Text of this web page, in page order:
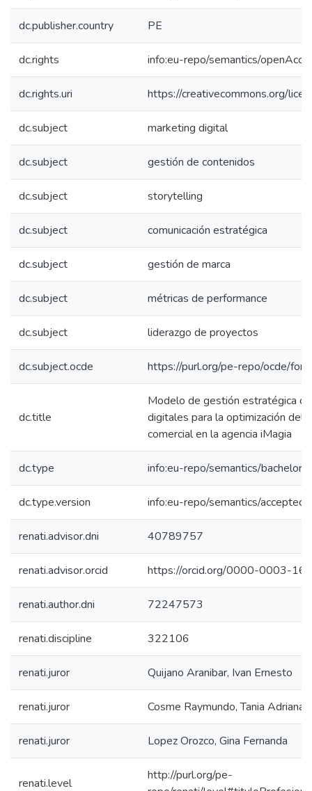
dc.publisher.country PE
dc.rights info:eu-repo/semantics/
dc.rights.uri https://creativecommons.org/
dc.subject marketing digital
dc.subject gestión de contenidos
dc.subject storytelling
dc.subject comunicación estratégica
dc.subject gestión de marca
dc.subject métricas de performance
dc.subject liderazgo de proyectos
dc.subject.ocde https://purl.org/pe-repo/ocde/
dc.title
Modelo de gestión estratégica
digitales para la optimización del
comercial en la agencia iMagia
dc.type info:eu-repo/semantics/
dc.type.version info:eu-repo/semantics/
renati.advisor.dni 40789757
renati.advisor.orcid https://orcid.org/0000-0003-
renati.author.dni 72247573
renati.discipline 322106
renati.juror Quijano Aranibar, Ivan Ernesto
renati.juror Cosme Raymundo, Tania Adriana
renati.juror Lopez Orozco, Gina Fernanda
renati.level
http://purl.org/pe-